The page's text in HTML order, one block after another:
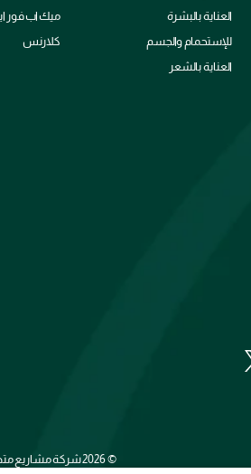
العناية بالبشرة
للإستحمام والجسم
العناية بالشعر
ميك اب فور
كلارنس
2026 ©شركة مشاريع